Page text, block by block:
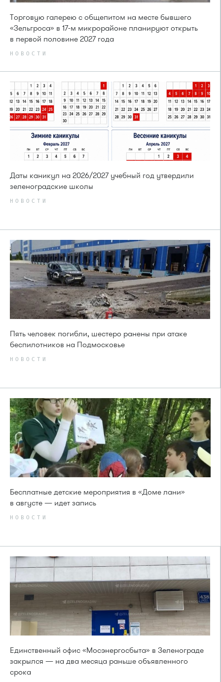
Торговую галерею с общепитом на месте бывшего
«Зельгроса» в 17-м микрорайоне планируют открыть
в первой половине 2027 года
НОВОСТИ
Даты каникул на 2026/2027 учебный год утвердили
зеленоградские школы
НОВОСТИ
Пять человек погибли, шестеро ранены при атаке
беспилотников на Подмосковье
НОВОСТИ
Бесплатные детские мероприятия в «Доме лани»
в августе — идет запись
НОВОСТИ
Единственный офис «Мосэнергосбыта» в Зеленограде
закрылся — на два месяца раньше объявленного
срока